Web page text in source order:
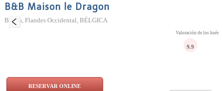
B&B Maison le Dragon
Brujas, Flandes Occidental, BÉLGICA
Valoración de los
9.9
RESERVAR ONLINE